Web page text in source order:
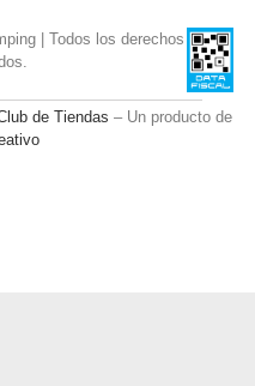
| Todos los derechos
de Tiendas – Un producto de